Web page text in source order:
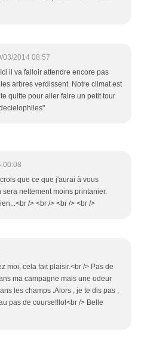
03/2014 08:57
il va falloir attendre encore pas
arbres verdissent. Notre climat est
quitte pour aller faire un petit tour
00:08
que ce que j'aurai à vous
sera nettement moins printanier.
/> <br /> <br /> <br />
moi, cela fait plaisir.<br /> Pas de
ma campagne mais une odeur
les champs .Alors , je te dis pas ,
pas de course!!lol<br /> Belle